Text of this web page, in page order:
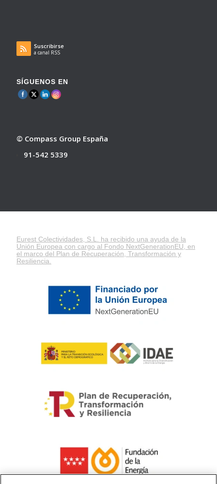
Suscribirse
a canal RSS
SÍGUENOS EN
© Compass Group España
91-542 5339
Eurest Colectividades, S.L. ha recibido una ayuda de la
Unión Europea con cargo al Fondo NextGenerationEU, en
el marco del Plan de Recuperación, Transformación y
Resiliencia